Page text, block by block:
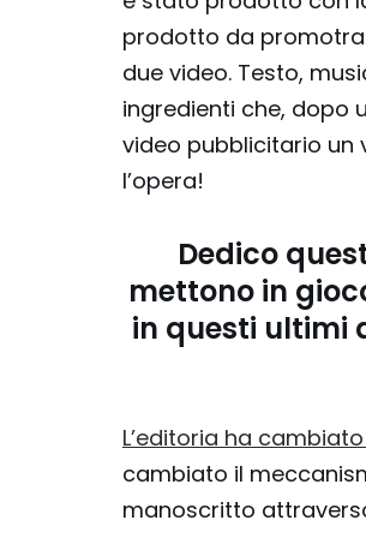
prodotto da
due video. Testo,
ingredienti che, dopo
video pubblicitario
l’opera!
Dedico
mettono in
in questi ultimi
L’editoria ha
cambiato il
manoscritto